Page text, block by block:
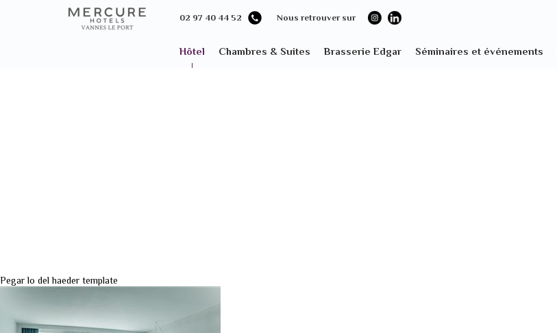
02 97 40 44 52 Nous retrouver sur
Hôtel Chambres & Suites Brasserie Edgar Séminaires et événements
Pegar lo del haeder template